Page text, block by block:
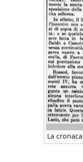
La